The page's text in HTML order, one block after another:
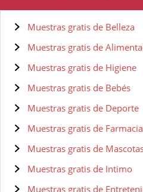
Muestras gratis de Belleza
Muestras gratis de
Muestras gratis de Higiene
Muestras gratis de Bebés
Muestras gratis de Deporte
Muestras gratis de Farmacia
Muestras gratis de
Muestras gratis de Intimo
Muestras gratis de